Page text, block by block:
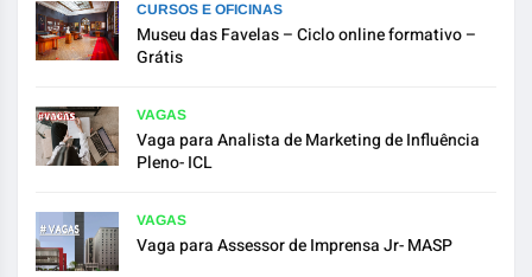
CURSOS E OFICINAS
Museu das Favelas – Ciclo online formativo –
Grátis
VAGAS
Vaga para Analista de Marketing de Influência
Pleno- ICL
VAGAS
Vaga para Assessor de Imprensa Jr- MASP